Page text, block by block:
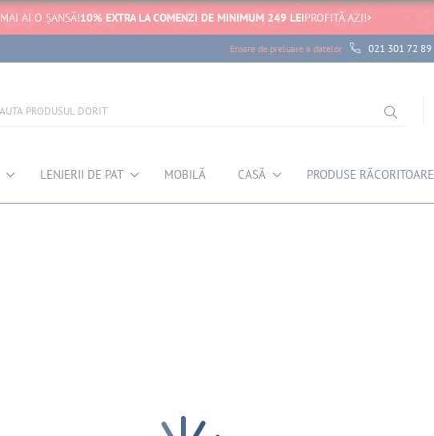
MAI AI O ȘANSĂ!10% EXTRA LA COMENZI DE MINIMUM 249 LEIPROFITĂ AZI!
Eroare de preluare a datelor 021 301 72 89
LENJERII DE PAT MOBILĂ CASĂ PRODUSE RĂCORITOARE